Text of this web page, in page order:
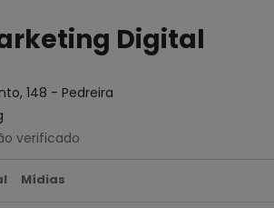
Digital
148 - Pedreira
verificado
Mídias